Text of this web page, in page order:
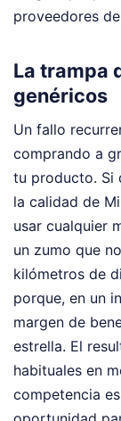
proveedores
La trampa
genéricos
Un fallo
comprando a
tu producto. Si
la calidad de
usar cualquier
un zumo que
kilómetros de
porque, en un
margen de
estrella. El
habituales en
competencia